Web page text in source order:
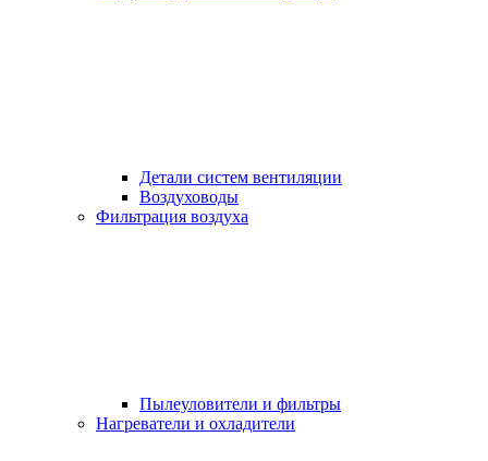
Детали систем вентиляции
Воздуховоды
Фильтрация воздуха
Пылеуловители и фильтры
Нагреватели и охладители